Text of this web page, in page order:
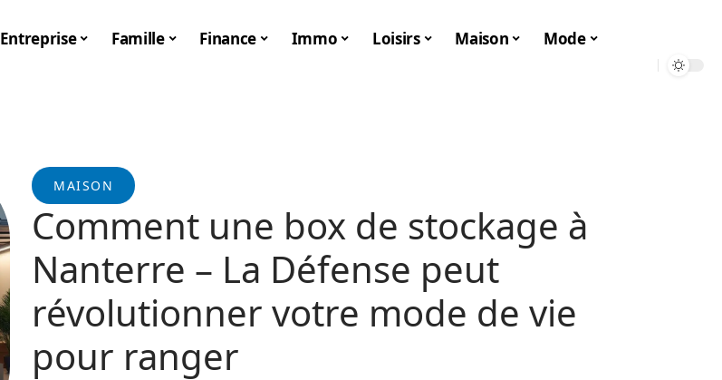
Entreprise Famille Finance Immo Loisirs Maison Mode
MAISON
Comment une box de stockage à
Nanterre – La Défense peut
révolutionner votre mode de vie
pour ranger